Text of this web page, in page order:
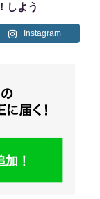
しよう
Instagram